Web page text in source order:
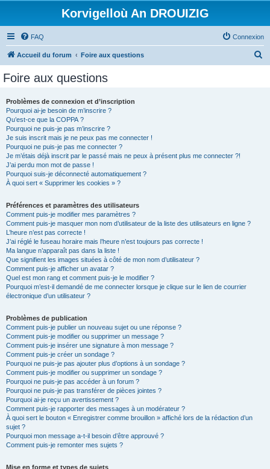
Korvigelloù An DROUIZIG
FAQ Connexion
Accueil du forum Foire aux questions
Foire aux questions
Problèmes de connexion et d’inscription
Pourquoi ai-je besoin de m’inscrire ?
Qu’est-ce que la COPPA ?
Pourquoi ne puis-je pas m’inscrire ?
Je suis inscrit mais je ne peux pas me connecter !
Pourquoi ne puis-je pas me connecter ?
Je m’étais déjà inscrit par le passé mais ne peux à présent plus me connecter ?!
J’ai perdu mon mot de passe !
Pourquoi suis-je déconnecté automatiquement ?
À quoi sert « Supprimer les cookies » ?
Préférences et paramètres des utilisateurs
Comment puis-je modifier mes paramètres ?
Comment puis-je masquer mon nom d’utilisateur de la liste des utilisateurs en ligne ?
L’heure n’est pas correcte !
J’ai réglé le fuseau horaire mais l’heure n’est toujours pas correcte !
Ma langue n’apparaît pas dans la liste !
Que signifient les images situées à côté de mon nom d’utilisateur ?
Comment puis-je afficher un avatar ?
Quel est mon rang et comment puis-je le modifier ?
Pourquoi m’est-il demandé de me connecter lorsque je clique sur le lien de courrier
électronique d’un utilisateur ?
Problèmes de publication
Comment puis-je publier un nouveau sujet ou une réponse ?
Comment puis-je modifier ou supprimer un message ?
Comment puis-je insérer une signature à mon message ?
Comment puis-je créer un sondage ?
Pourquoi ne puis-je pas ajouter plus d’options à un sondage ?
Comment puis-je modifier ou supprimer un sondage ?
Pourquoi ne puis-je pas accéder à un forum ?
Pourquoi ne puis-je pas transférer de pièces jointes ?
Pourquoi ai-je reçu un avertissement ?
Comment puis-je rapporter des messages à un modérateur ?
À quoi sert le bouton « Enregistrer comme brouillon » affiché lors de la rédaction d’un
sujet ?
Pourquoi mon message a-t-il besoin d’être approuvé ?
Comment puis-je remonter mes sujets ?
Mise en forme et types de sujets